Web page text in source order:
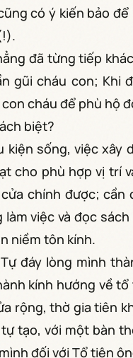
có ý kiến bảo
đã từng tiếp
gũi cháu con; Khi
cháu để phù hộ
biệt?
kiện sống, việc xây
cho phù hợp vị trí
chính được;
việc và đọc
niềm tôn kính.
đáy lòng mình
kính hướng về
rộng, thờ gia tiên
tạo, với một bàn
đối với Tổ tiên